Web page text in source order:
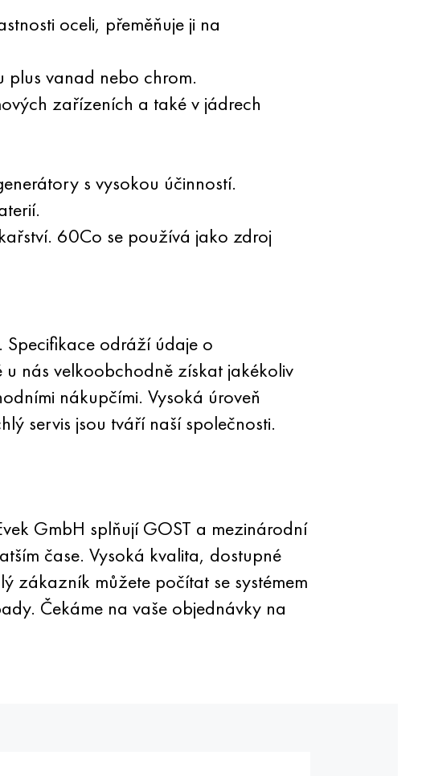
oceli, přeměňuje ji na
plus vanad nebo chrom.
zařízeních a také v jádrech
s vysokou účinností.
60Co se používá jako zdroj
odráží údaje o
nás velkoobchodně získat jakékoliv
nákupčími. Vysoká úroveň
servis jsou tváří naší společnosti.
GmbH splňují GOST a mezinárodní
čase. Vysoká kvalita, dostupné
zákazník můžete počítat se systémem
Čekáme na vaše objednávky na